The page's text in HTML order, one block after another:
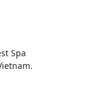
Spa